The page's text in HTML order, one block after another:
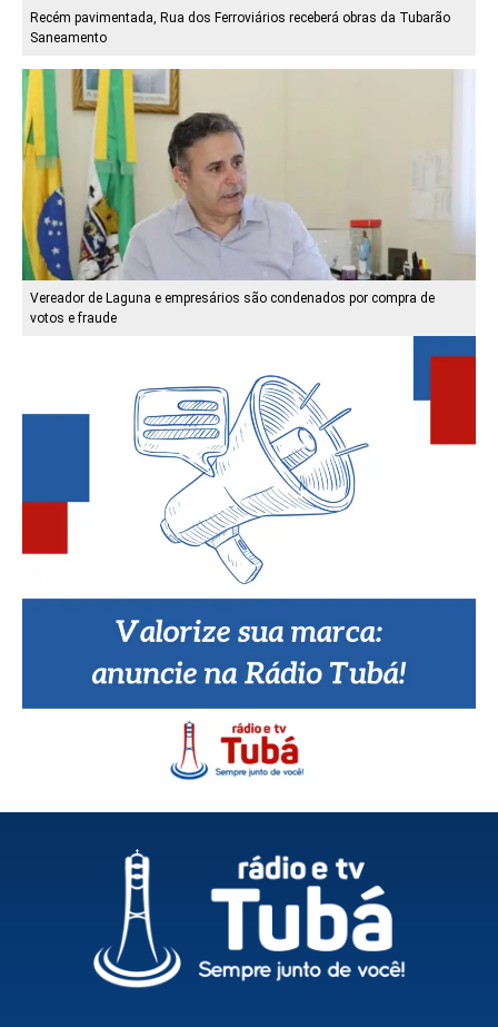
Recém pavimentada, Rua dos Ferroviários receberá obras da Tubarão
Saneamento
Vereador de Laguna e empresários são condenados por compra de
votos e fraude